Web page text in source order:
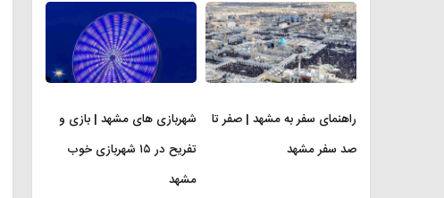
راهنمای سفر به مشهد | صفر تا
صد سفر مشهد
شهربازی های مشهد | بازی و
تفریح در ۱۵ شهربازی خوب
مشهد